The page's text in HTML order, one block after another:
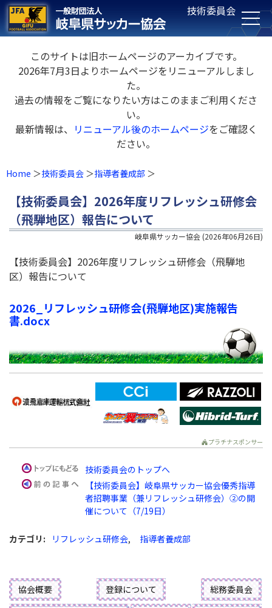
技術委員会
このサイトは旧ホームページのアーカイブです。
2026年7月3日よりホームページをリニューアルしまし
た。
過去の情報をご覧になりたい方はこのままご利用くださ
い。
最新情報は、 リニューアル後のホームページをご確認く
ださい。
Home 技術委員会 指導者養成部
【技術委員会】2026年度リフレッシュ研修会
（飛騨地区）報告について
岐阜県サッカー協会 (2026年06月26日)
【技術委員会】2026年度リフレッシュ研修会（飛騨地
区）報告について
2026_リフレッシュ研修会(飛騨地区)実施報告
書.docx
プラチナスポンサー
技術委員会のトップへ
【技術委員会】岐阜県サッカー協会優秀指導
者招聘事業（兼リフレッシュ研修会）②の開
催について（7/19日）
カテゴリ : リフレッシュ研修会, 指導者養成部
協会概要 登録について 総務委員会